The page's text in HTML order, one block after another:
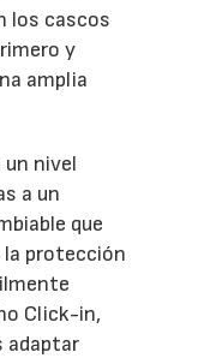
los cascos
y
amplia
nivel
a un
que
la protección
Click-in,
adaptar